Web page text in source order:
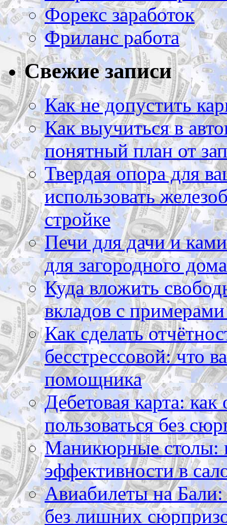
Форекс заработок
Фриланс работа
Свежие записи
Как не допустить
Как выучиться в
понятный план от
Твердая опора для
использовать
стройке
Печи для дачи и
для загородного дома
Куда вложить
вкладов с
Как сделать
бесстрессовой: что
помощника
Дебетовая карта:
пользоваться без
Маникюрные столы:
эффективности в
Авиабилеты на Бали:
без лишних